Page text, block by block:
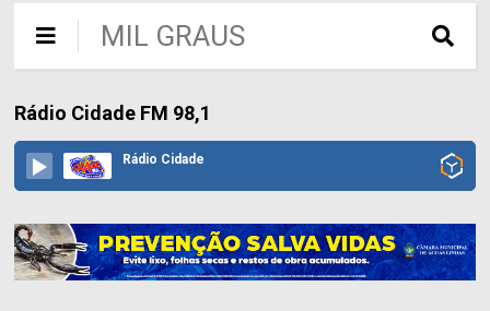
MIL GRAUS
Rádio Cidade FM 98,1
Rádio Cidade